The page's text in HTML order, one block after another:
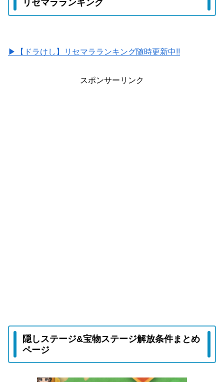
リセマラランキング
▶【ドラけし】リセマラランキング随時更新中!!
スポンサーリンク
隠しステージ&宝物ステージ解放条件まとめ
ページ